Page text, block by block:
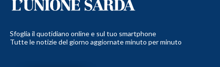
Sfoglia il quotidiano online e sul tuo smartphone
Tutte le notizie del giorno aggiornate minuto per minuto